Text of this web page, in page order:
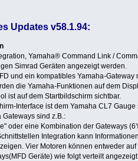
Updates v58.1.94:
Yamaha® Command Link /
Simrad Geräten angezeigt werden.
und ein kompatibles Yamaha-
die Yamaha-Funktionen auf dem
ist auf dem Startbildschirm sichtbar.
Interface ist dem Yamaha CL7 Gauge
Gateways sind z.B.:
oder eine Kombination der Gateways
Integration kann
Vier Motoren können entweder
Geräte) wie folgt verteilt